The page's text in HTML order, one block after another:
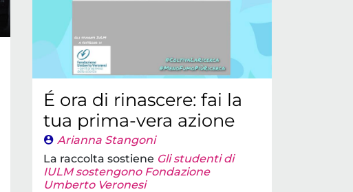
É ora di rinascere: fai la
tua prima-vera azione
Arianna Stangoni
La raccolta sostiene Gli studenti di
IULM sostengono Fondazione
Umberto Veronesi